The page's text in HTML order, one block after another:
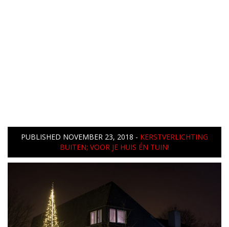
PUBLISHED NOVEMBER 23, 2018 - KERSTVERLICHTING
BUITEN; VOOR JE HUIS ÉN TUIN!